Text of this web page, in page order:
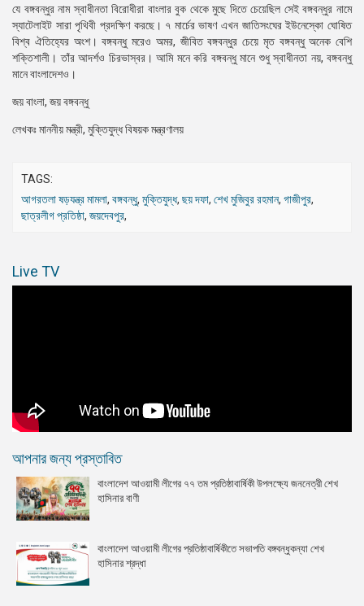
যে বঙ্গবন্ধুর নাম স্বাধীনতা বিরোধীরা বাংলার বুক থেকে মুছে দিতে চেয়েছিল সেই বঙ্গবন্ধুর নামে
স্যাটেলাইট সারা পৃথিবী প্রদক্ষিণ করছে। ৭ মার্চের ভাষণ এখন জাতিসংঘের ইউনেস্কো ঘোষিত
বিশ্ব ঐতিহ্যের অংশ। বঙ্গবন্ধু মরেও অমর, জীবিত বঙ্গবন্ধুর চেয়ে মৃত বঙ্গবন্ধু অনেক বেশি
শক্তিশালী। তাঁর আদর্শও চিরভাস্বর। আমি মনে করি বঙ্গবন্ধু মানে শুধু স্বাধীনতা নয়, বঙ্গবন্ধু
মানে বাংলাদেশও।
জয় বাংলা, জয় বঙ্গবন্ধু
লেখকঃ মাননীয় মন্ত্রী, মুক্তিযুদ্ধ বিষয়ক মন্ত্রণালয়
TAGS:
আগরতলা ষড়যন্ত্র মামলা, বঙ্গবন্ধু, মুক্তিযুদ্ধ, ছয় দফা, শেখ মুজিবুর রহমান, গাজীপুর,
ছাত্রলীগ প্রতিষ্ঠা, জয়দেবপুর,
Live TV
আপনার জন্য প্রস্তাবিত
বাংলাদেশ আওয়ামী লীগের ৭৭ তম প্রতিষ্ঠাবার্ষিকী উপলক্ষ্যে জননেত্রী শেখ
হাসিনার বাণী
বাংলাদেশ আওয়ামী লীগের প্রতিষ্ঠাবার্ষিকীতে সভাপতি বঙ্গবন্ধুকন্যা শেখ
হাসিনার শ্রদ্ধা